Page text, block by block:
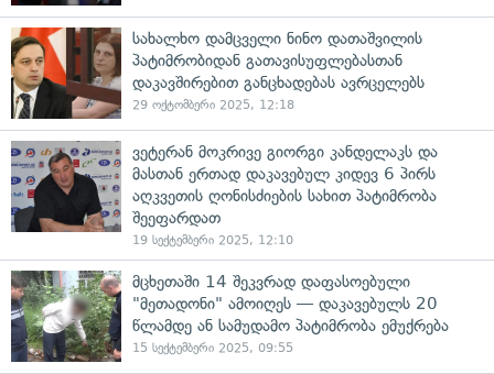
სახალხო დამცველი ნინო დათაშვილის
პატიმრობიდან გათავისუფლებასთან
დაკავშირებით განცხადებას ავრცელებს
29 ოქტომბერი 2025, 12:18
ვეტერან მოკრივე გიორგი კანდელაკს და
მასთან ერთად დაკავებულ კიდევ 6 პირს
აღკვეთის ღონისძიების სახით პატიმრობა
შეეფარდათ
19 სექტემბერი 2025, 12:10
მცხეთაში 14 შეკვრად დაფასოებული
"მეთადონი" ამოიღეს — დაკავებულს 20
წლამდე ან სამუდამო პატიმრობა ემუქრება
15 სექტემბერი 2025, 09:55